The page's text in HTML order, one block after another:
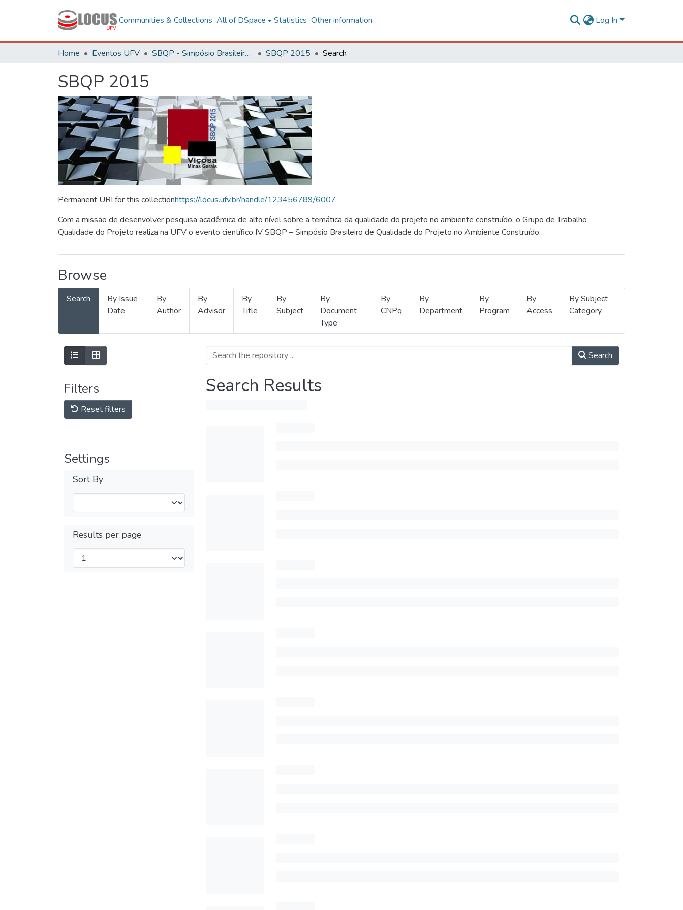
Communities & Collections All of DSpace Statistics Other information Log In
Home Eventos UFV SBQP - Simpósio Brasileiro de Qualidade do Projeto no Ambiente Construído SBQP 2015 Search
SBQP 2015
Permanent URI for this collectionhttps://locus.ufv.br/handle/123456789/6007
Com a missão de desenvolver pesquisa acadêmica de alto nível sobre a temática da qualidade do projeto no ambiente construído, o Grupo de Trabalho
Qualidade do Projeto realiza na UFV o evento científico IV SBQP – Simpósio Brasileiro de Qualidade do Projeto no Ambiente Construído.
Browse
Search
By Issue
Date
By
Author
By
Advisor
By
Title
By
Subject
By
Document
Type
By
CNPq
By
Department
By
Program
By
Access
By Subject
Category
Filters
Reset filters
Settings
Sort By
Results per page
Search
Search Results